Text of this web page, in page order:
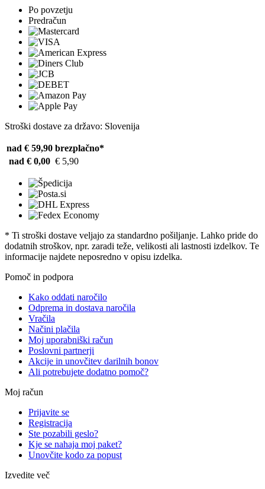
Po povzetju
Predračun
Stroški dostave za državo: Slovenija
nad € 59,90 brezplačno*
nad € 0,00 € 5,90
* Ti stroški dostave veljajo za standardno pošiljanje. Lahko pride do
dodatnih stroškov, npr. zaradi teže, velikosti ali lastnosti izdelkov. Te
informacije najdete neposredno v opisu izdelka.
Pomoč in podpora
Kako oddati naročilo
Odprema in dostava naročila
Vračila
Načini plačila
Moj uporabniški račun
Poslovni partnerji
Akcije in unovčitev darilnih bonov
Ali potrebujete dodatno pomoč?
Moj račun
Prijavite se
Registracija
Ste pozabili geslo?
Kje se nahaja moj paket?
Unovčite kodo za popust
Izvedite več